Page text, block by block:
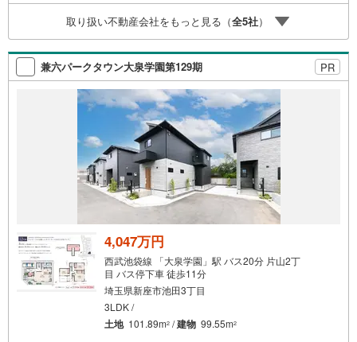
の見直しや借り換えなど、オンラインでやりとりができま
す。■FPによるファイナンシャルライフサポート■ファイナ
ンシャルプランナーが住宅ローン、保険・税金、資産運
用、相続などの対策をアドバイスを致します。
取り扱い不動産会社をもっと見る（全5社）
兼六パークタウン大泉学園第129期 PR
4,047万円
西武池袋線 「大泉学園」駅 バス20分 片山2丁
目 バス停下車 徒歩11分
埼玉県新座市池田3丁目
3LDK /
土地 101.89m2 /建物 99.55m2